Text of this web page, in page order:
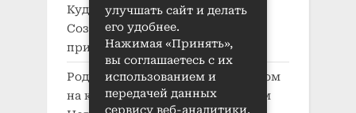
Кудряшов Кузьмак записи
Создание характера в манге:
принципы и приемы
Родионова Беатак записи
Автодом
на колесах: где купить в Нижнем
улучшать сайт и делать
его удобнее.
Нажимая «Принять»,
вы соглашаетесь с их
использованием и
передачей данных
сервису веб-аналитики.